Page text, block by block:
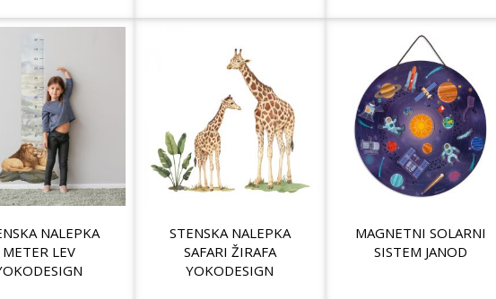
NALEPKA
METER LEV
STENSKA NALEPKA
SAFARI ŽIRAFA
YOKODESIGN
MAGNETNI SOLARNI
SISTEM JANOD